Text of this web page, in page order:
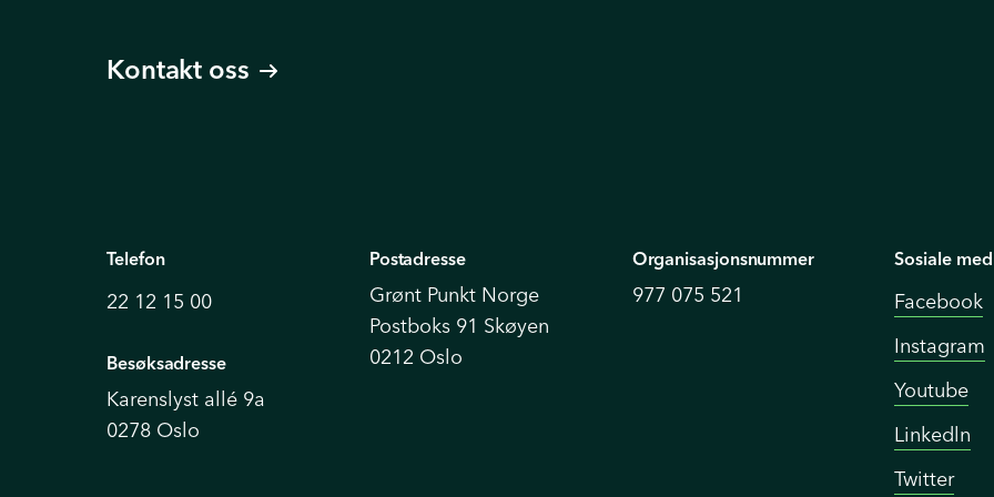
Kontakt oss
Telefon
22 12 15 00
Besøksadresse
Karenslyst allé 9a
0278 Oslo
Postadresse
Grønt Punkt Norge
Postboks 91 Skøyen
0212 Oslo
Organisasjonsnummer
977 075 521
Sosiale
Facebook
Instagram
Youtube
Linkedln
Twitter